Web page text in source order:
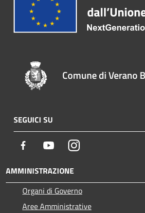
Comune di Verano
SEGUICI SU
Facebook YoutubeInstagram
AMMINISTRAZIONE
Organi di Governo
Aree Amministrative